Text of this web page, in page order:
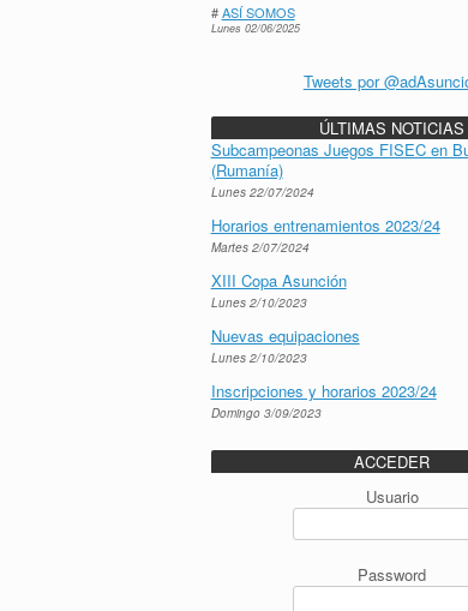
#ASÍ SOMOS
Lunes 02/06/2025
Tweets por
ÚLTIMAS NOTICIAS
Subcampeonas Juegos FISEC en
(Rumanía)
Lunes 22/07/2024
Horarios entrenamientos 2023/24
Martes 2/07/2024
XIII Copa Asunción
Lunes 2/10/2023
Nuevas equipaciones
Lunes 2/10/2023
Inscripciones y horarios 2023/24
Domingo 3/09/2023
ACCEDER
Usuario
Password